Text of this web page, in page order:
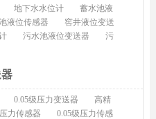
地下水水位计
蓄水池液
液位传感器
窖井液位变送
污水池液位变送器
污
0.05级压力变送器
高精
力传感器
0.05级压力传感